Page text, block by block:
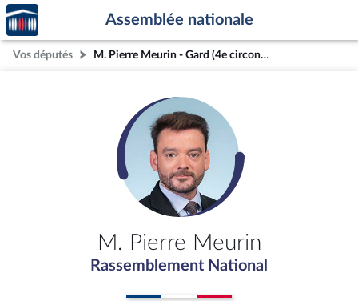
Aller au contenu
Aller en bas de la page
Accèder
à la
page
d'accueil
Assemblée nationale
Vos députés M. Pierre Meurin - Gard (4e circonscription)
M. Pierre Meurin
Rassemblement National